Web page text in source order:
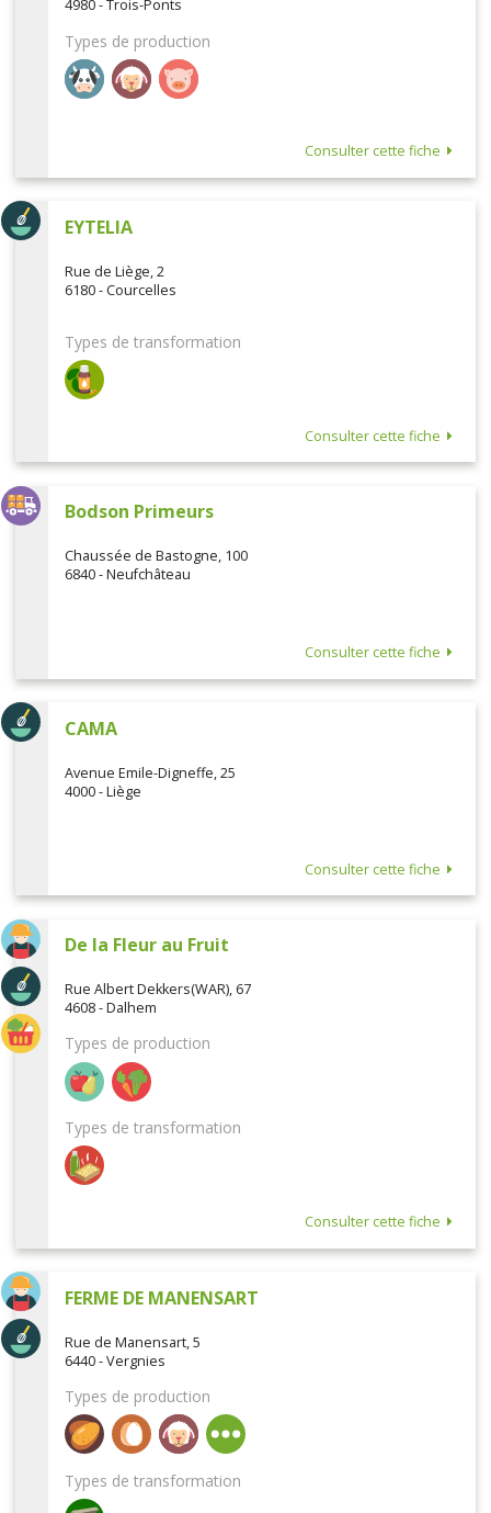
4980 - Trois-Ponts
Types de production
Consulter cette fiche
EYTELIA
Rue de Liège, 2
6180 - Courcelles
Types de transformation
Consulter cette fiche
Bodson Primeurs
Chaussée de Bastogne, 100
6840 - Neufchâteau
Consulter cette fiche
CAMA
Avenue Emile-Digneffe, 25
4000 - Liège
Consulter cette fiche
De la Fleur au Fruit
Rue Albert Dekkers(WAR), 67
4608 - Dalhem
Types de production
Types de transformation
Consulter cette fiche
FERME DE MANENSART
Rue de Manensart, 5
6440 - Vergnies
Types de production
Types de transformation